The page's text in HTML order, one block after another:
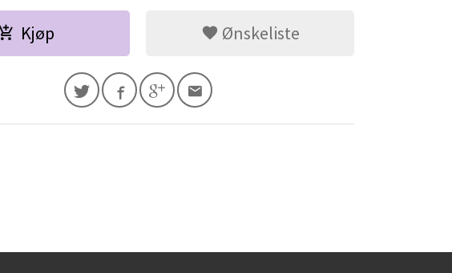
Kjøp Ønskeliste